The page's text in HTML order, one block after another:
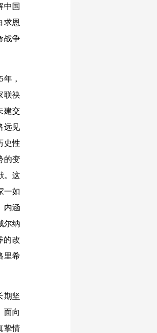
中国
求恩
战争
，
联袂
建交
远见
史性
的变
。这
一如
内涵
尔纳
的改
里希
期坚
面向
挚情